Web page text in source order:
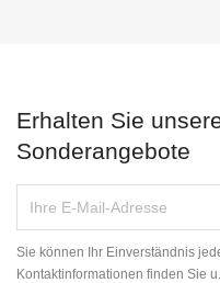
Erhalten Sie
Sonderangebote
Sie können Ihr Einverständnis
Kontaktinformationen finden Sie